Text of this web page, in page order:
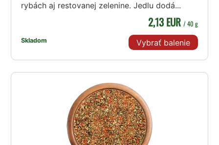
rybách aj restovanej zelenine. Jedlu dodá...
Skladom
2,13 EUR / 40 g
Vybrať balenie